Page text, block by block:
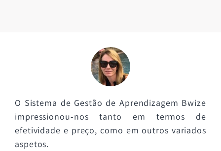
O Sistema de Gestão de Aprendizagem Bwize
impressionou-nos tanto em termos de
efetividade e preço, como em outros variados
aspetos.